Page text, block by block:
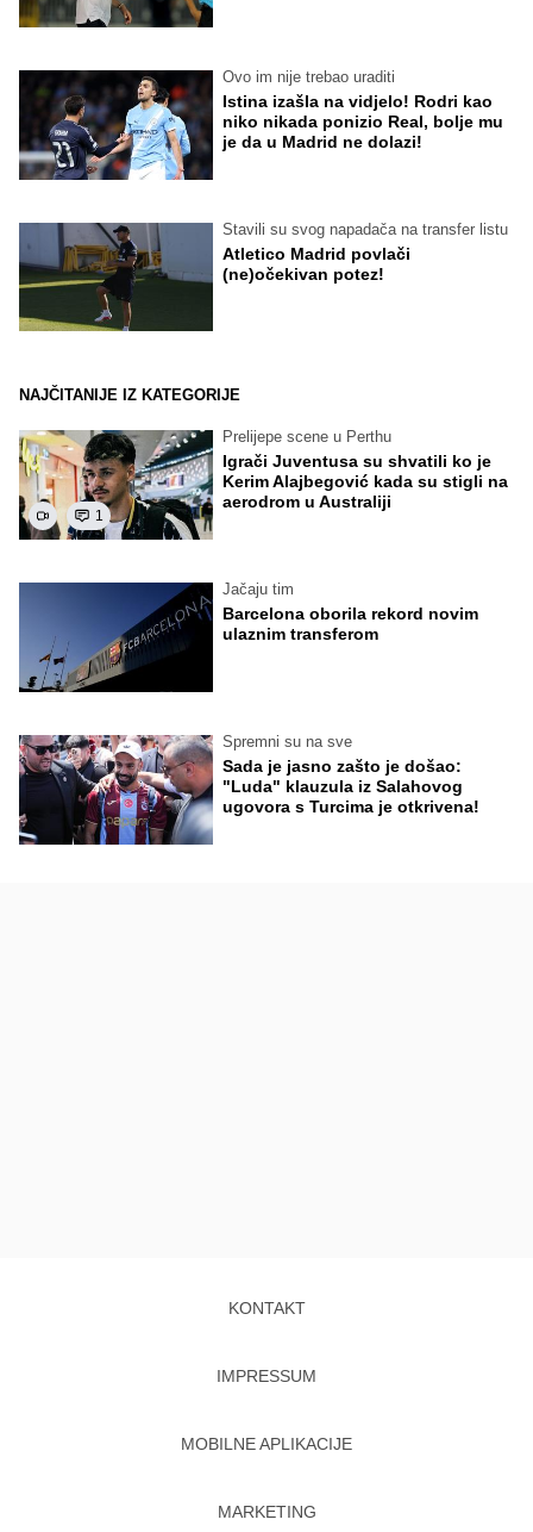
Ovo im nije trebao uraditi
Istina izašla na vidjelo! Rodri kao
niko nikada ponizio Real, bolje mu
je da u Madrid ne dolazi!
Stavili su svog napadača na transfer listu
Atletico Madrid povlači
(ne)očekivan potez!
NAJČITANIJE IZ KATEGORIJE
1
Prelijepe scene u Perthu
Igrači Juventusa su shvatili ko je
Kerim Alajbegović kada su stigli na
aerodrom u Australiji
Jačaju tim
Barcelona oborila rekord novim
ulaznim transferom
Spremni su na sve
Sada je jasno zašto je došao:
"Luda" klauzula iz Salahovog
ugovora s Turcima je otkrivena!
KONTAKT
IMPRESSUM
MOBILNE APLIKACIJE
MARKETING